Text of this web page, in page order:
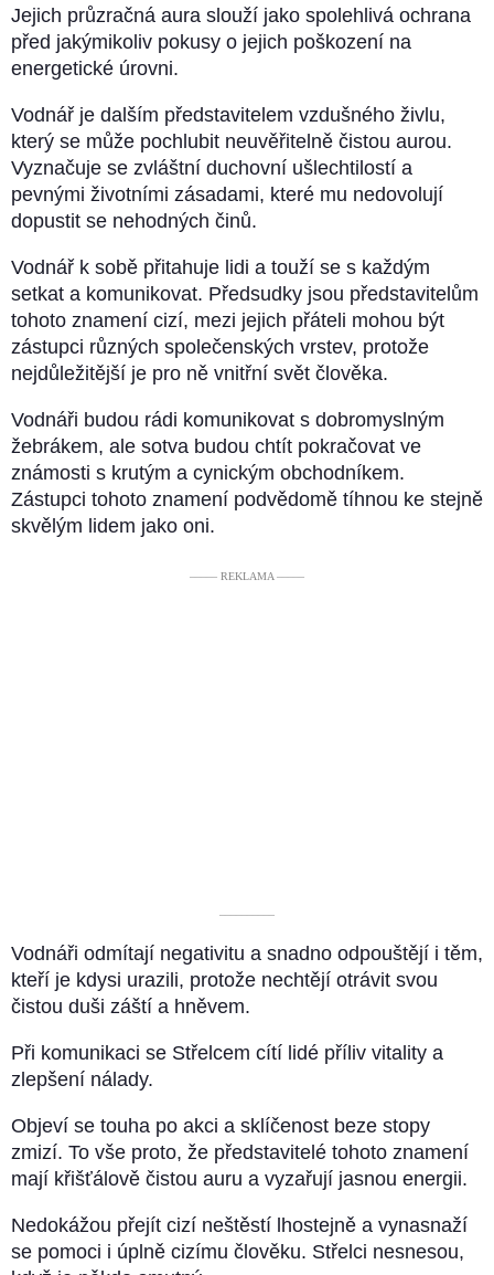
Jejich průzračná aura slouží jako spolehlivá ochrana
před jakýmikoliv pokusy o jejich poškození na
energetické úrovni.
Vodnář je dalším představitelem vzdušného živlu,
který se může pochlubit neuvěřitelně čistou aurou.
Vyznačuje se zvláštní duchovní ušlechtilostí a
pevnými životními zásadami, které mu nedovolují
dopustit se nehodných činů.
Vodnář k sobě přitahuje lidi a touží se s každým
setkat a komunikovat. Předsudky jsou představitelům
tohoto znamení cizí, mezi jejich přáteli mohou být
zástupci různých společenských vrstev, protože
nejdůležitější je pro ně vnitřní svět člověka.
Vodnáři budou rádi komunikovat s dobromyslným
žebrákem, ale sotva budou chtít pokračovat ve
známosti s krutým a cynickým obchodníkem.
Zástupci tohoto znamení podvědomě tíhnou ke stejně
skvělým lidem jako oni.
––––– REKLAMA –––––
––––––––––
Vodnáři odmítají negativitu a snadno odpouštějí i těm,
kteří je kdysi urazili, protože nechtějí otrávit svou
čistou duši záští a hněvem.
Při komunikaci se Střelcem cítí lidé příliv vitality a
zlepšení nálady.
Objeví se touha po akci a sklíčenost beze stopy
zmizí. To vše proto, že představitelé tohoto znamení
mají křišťálově čistou auru a vyzařují jasnou energii.
Nedokážou přejít cizí neštěstí lhostejně a vynasnaží
se pomoci i úplně cizímu člověku. Střelci nesnesou,